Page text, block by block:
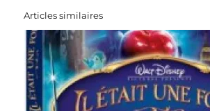
Articles similaires